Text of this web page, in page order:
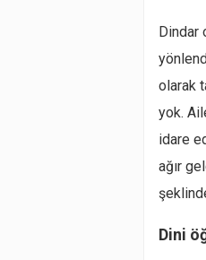
Dindar
olarak
yok.
idare
ağır
Dini